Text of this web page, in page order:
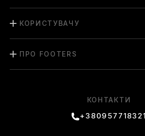
залишався невеликий зазор, а п'ята
Взуття створене для повсякденних
прогулянок, тому його можна сміливо
невідповідності очікуванням, при цьому
КОРИСТУВАЧУ
ПРО FOOTERS
КОНТАКТИ
+380957718321